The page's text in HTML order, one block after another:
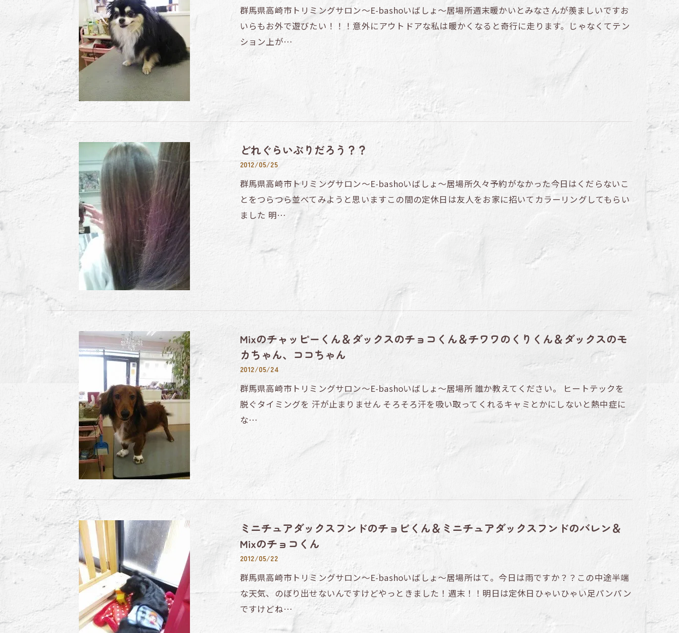
群馬県高崎市トリミングサロン～E-bashoいばしょ～居場所週末暖かいとみなさんが羨ましいですお
いらもお外で遊びたい！！！意外にアウトドアな私は暖かくなると奇行に走ります。じゃなくてテン
ション上が…
どれぐらいぶりだろう？？
2012/05/25
群馬県高崎市トリミングサロン～E-bashoいばしょ～居場所久々予約がなかった今日はくだらないこ
とをつらつら並べてみようと思いますこの間の定休日は友人をお家に招いてカラーリングしてもらい
ました 明…
Mixのチャッピーくん＆ダックスのチョコくん＆チワワのくりくん＆ダックスのモ
カちゃん、ココちゃん
2012/05/24
群馬県高崎市トリミングサロン～E-bashoいばしょ～居場所 誰か教えてください。 ヒートテックを
脱ぐタイミングを 汗が止まりません そろそろ汗を吸い取ってくれるキャミとかにしないと熱中症に
な…
ミニチュアダックスフンドのチョビくん＆ミニチュアダックスフンドのバレン＆
Mixのチョコくん
2012/05/22
群馬県高崎市トリミングサロン～E-bashoいばしょ～居場所はて。今日は雨ですか？？この中途半端
な天気、のぼり出せないんですけどやっときました！週末！！明日は定休日ひゃいひゃい足パンパン
ですけどね…